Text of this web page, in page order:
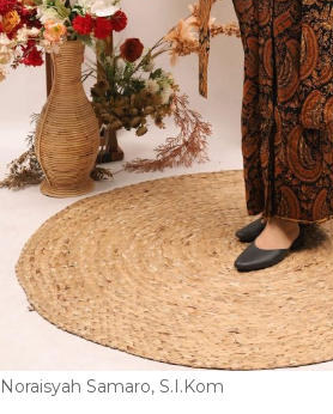
Noraisyah Samaro, S.I.Kom